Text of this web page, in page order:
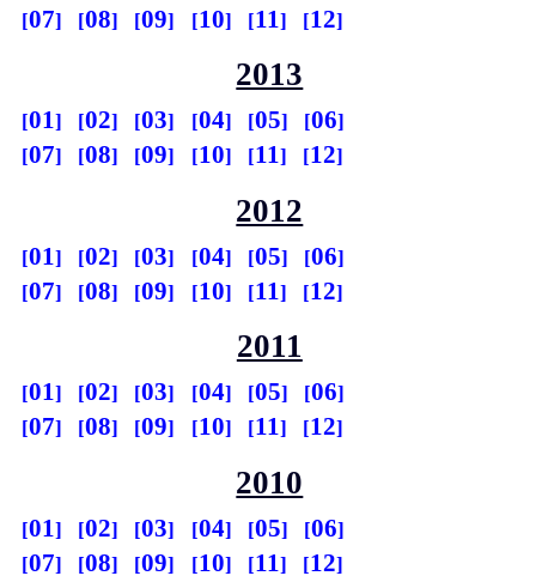
07
08 09 10 11 12
2013
01 02 03 04 05
06
07
08 09 10 11 12
2012
01 02 03 04 05
06
07
08 09 10 11 12
2011
01 02 03 04 05
06
07
08 09 10 11 12
2010
01 02 03 04 05
06
07
08 09 10 11 12